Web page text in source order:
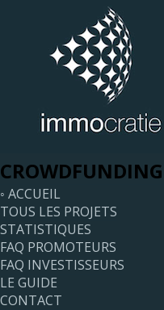
◦ ACCUEIL
TOUS LES PROJETS
STATISTIQUES
FAQ PROMOTEURS
FAQ INVESTISSEURS
LE GUIDE
CONTACT